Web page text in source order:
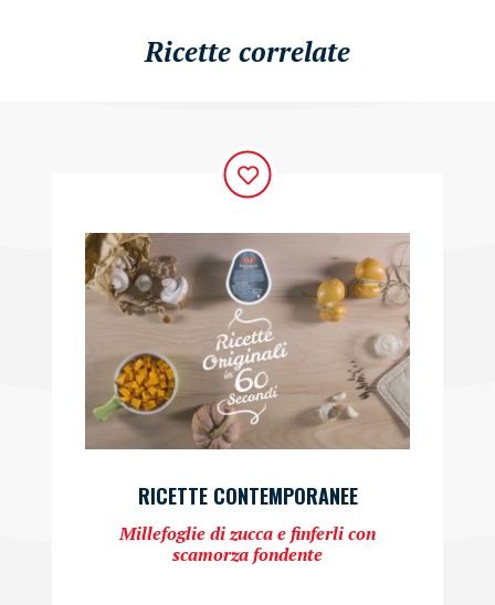
Ricette correlate
RICETTE CONTEMPORANEE
Millefoglie di zucca e finferli con
scamorza fondente